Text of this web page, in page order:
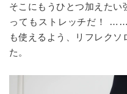
そこにもうひとつ加えたい
ってもストレッチだ！
も使えるよう、リフレク
た。